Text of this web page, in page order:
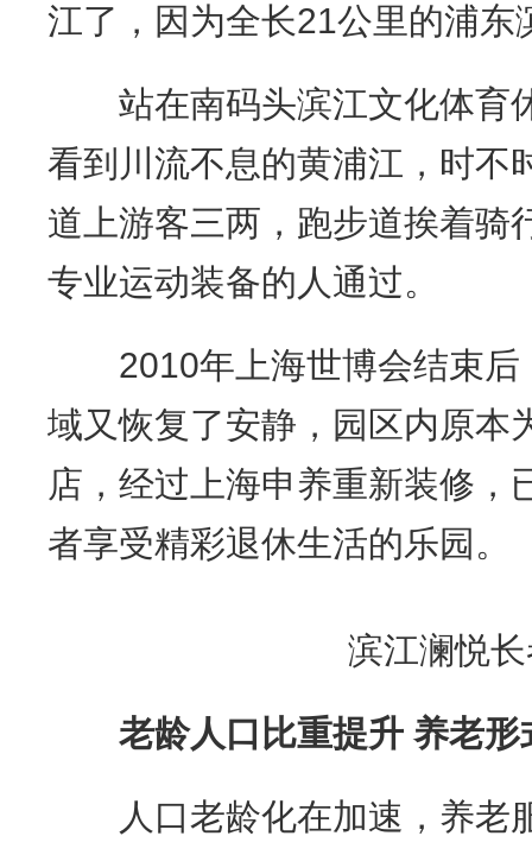
江了，因为全长21公里的浦东
站在南码头滨江文化体育
看到川流不息的黄浦江，时不
道上游客三两，跑步道挨着骑
专业运动装备的人通过。
2010年上海世博会结束后
域又恢复了安静，园区内原本
店，经过上海申养重新装修，
者享受精彩退休生活的乐园。
滨江澜悦
老龄人口比重提升 养老形
人口老龄化在加速，养老